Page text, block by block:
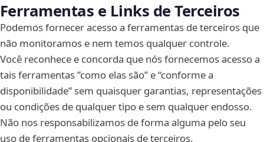
Ferramentas e Links de Terceiros
Podemos fornecer acesso a ferramentas de terceiros que
não monitoramos e nem temos qualquer controle.
Você reconhece e concorda que nós fornecemos acesso a
tais ferramentas ”como elas são” e “conforme a
disponibilidade” sem quaisquer garantias, representações
ou condições de qualquer tipo e sem qualquer endosso.
Não nos responsabilizamos de forma alguma pelo seu
uso de ferramentas opcionais de terceiros.